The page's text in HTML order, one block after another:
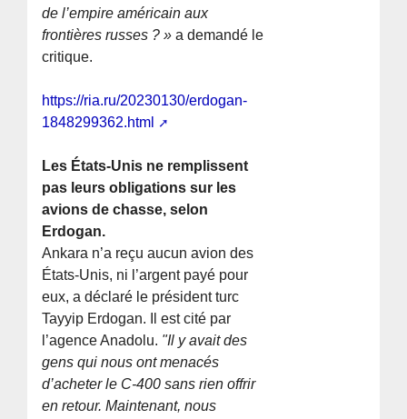
de l’empire américain aux
frontières russes ? » a demandé le
critique.
https://ria.ru/20230130/erdogan-
1848299362.html
Les États-Unis ne remplissent
pas leurs obligations sur les
avions de chasse, selon
Erdogan.
Ankara n’a reçu aucun avion des
États-Unis, ni l’argent payé pour
eux, a déclaré le président turc
Tayyip Erdogan. Il est cité par
l’agence Anadolu. "Il y avait des
gens qui nous ont menacés
d’acheter le C-400 sans rien offrir
en retour. Maintenant, nous